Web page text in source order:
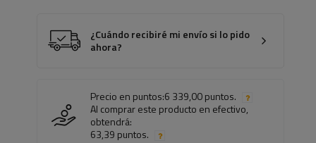
¿Cuándo recibiré mi envío si lo pido
ahora?
Precio en puntos:6 339,00 puntos.
Al comprar este producto en efectivo,
obtendrá:
63,39 puntos.